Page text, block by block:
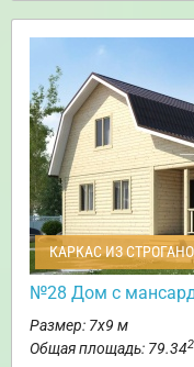
КАРКАС ИЗ
№28 Дом с
Размер: 7х9 м
Общая площадь: 79.342